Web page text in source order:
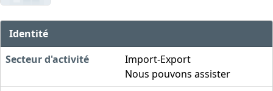
Identité
Secteur d'activité
Import-Export
Nous pouvons assister